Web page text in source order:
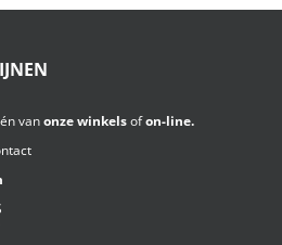
vanonze winkelsofon-line.